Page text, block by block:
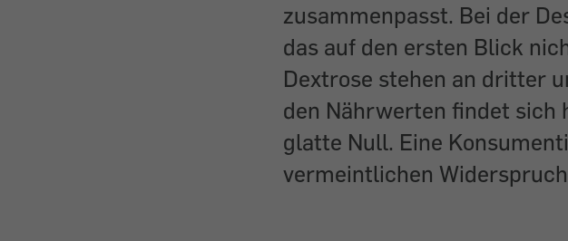
zusammenpasst. Bei der
das auf den ersten Blick
Dextrose stehen an dritter
den Nährwerten findet sich
glatte Null. Eine
vermeintlichen